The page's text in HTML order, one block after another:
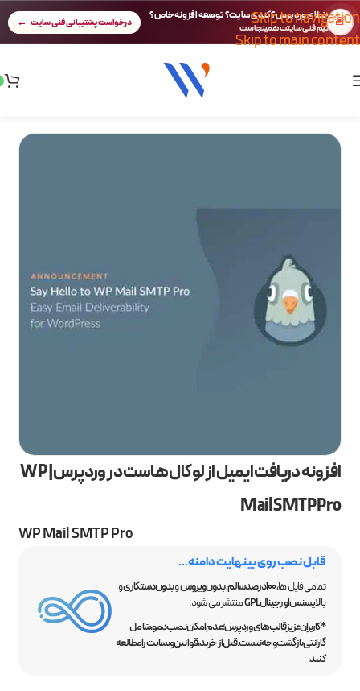
Skip to navigation
Skip to main content
🚨 خطای وردپرس؟ کندی سایت؟ توسعه افزونه خاص؟
تیم فنی سایتت همینجاست درخواست پشتیبانی فنی سایت
افزونه دریافت ایمیل از لوکال هاست در وردپرس | WP
Mail SMTP Pro
WP Mail SMTP Pro
قابل نصب روی بینهایت دامنه...
تمامی فایل ها،100 درصد سالم ،بدون ویروسوبدون دستکاریو
بالایسنس اورجینال GPL
منتشر می شود.
*کاربران عزیز قالب‌های وردپرس؛ عدم امکان نصب دمو، شامل
گارانتی بازگشت وجه نیست. قبل از خرید، قوانین وبسایت را مطالعه
کنید.